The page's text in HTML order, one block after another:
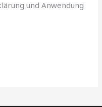
und Anwendung